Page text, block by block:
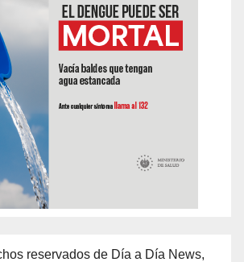
reservados de Día a Día News,